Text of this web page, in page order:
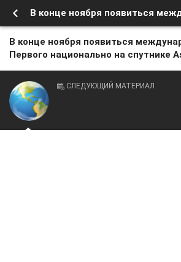
В конце ноября появиться
Первого национально на спутнике
СЛЕДУЮЩИЙ МАТЕРИАЛ